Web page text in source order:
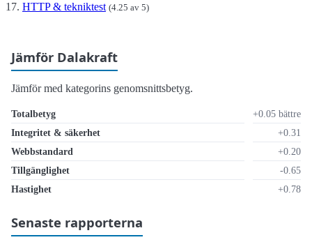
HTTP & tekniktest (4.25 av 5)
Jämför Dalakraft
Jämför med kategorins genomsnittsbetyg.
Totalbetyg
+0.05 bättre
Integritet & säkerhet
+0.31
Webbstandard
+0.20
Tillgänglighet
-0.65
Hastighet
+0.78
Senaste rapporterna